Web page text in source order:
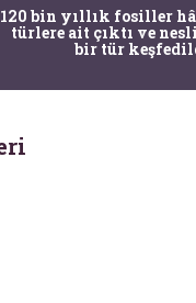
120 bin yıllık fosiller
türlere ait çıktı ve
bir tür